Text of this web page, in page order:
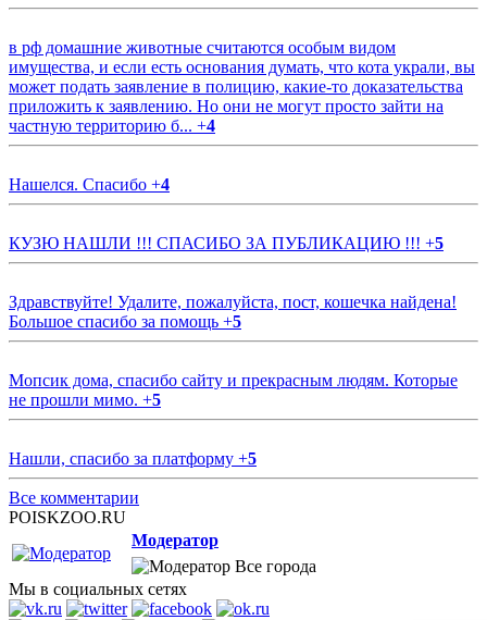
в рф домашние животные считаются особым видом
имущества, и если есть основания думать, что кота украли, вы
может подать заявление в полицию, какие-то доказательства
приложить к заявлению. Но они не могут просто зайти на
частную территорию б... +4
Нашелся. Спасибо +4
КУЗЮ НАШЛИ !!! СПАСИБО ЗА ПУБЛИКАЦИЮ !!! +5
Здравствуйте! Удалите, пожалуйста, пост, кошечка найдена!
Большое спасибо за помощь +5
Мопсик дома, спасибо сайту и прекрасным людям. Которые
не прошли мимо. +5
Нашли, спасибо за платформу +5
Все комментарии
POISKZOO.RU
Модератор
Все города
Мы в социальных сетях